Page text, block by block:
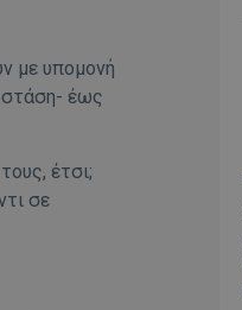
με υπομονή
στάση- έως
έτσι;
σε